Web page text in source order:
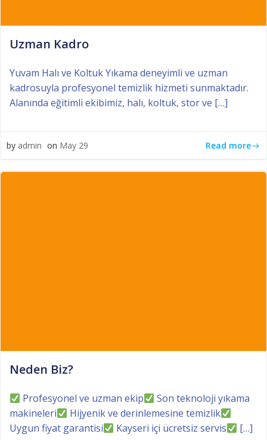
Uzman Kadro
Yuvam Halı ve Koltuk Yıkama deneyimli ve uzman
kadrosuyla profesyonel temizlik hizmeti sunmaktadır.
Alanında eğitimli ekibimiz, halı, koltuk, stor ve […]
by admin on May 29 Read more
Neden Biz?
Profesyonel ve uzman ekip
Son teknoloji yıkama
makineleri
Hijyenik ve derinlemesine temizlik
Uygun fiyat garantisi
Kayseri içi ücretsiz servis […]